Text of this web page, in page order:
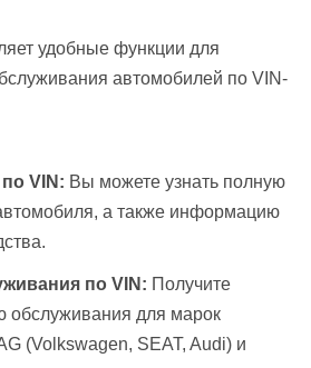
удобные функции для
автомобилей по VIN-
VIN: Вы можете узнать полную
а также информацию
по VIN: Получите
обслуживания для марок
(Volkswagen, SEAT, Audi) и